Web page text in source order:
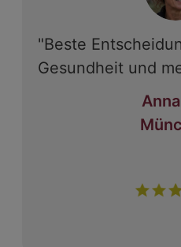
"Beste
Gesundheit und